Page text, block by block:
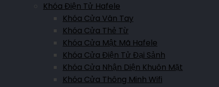
Showroom Lai Châu
Đường Võ Nguyên Giáp, Quyết Thắng, Lai Châu, Việt Nam
0911.007.365
Showroom Yên Bái
Khóa Điện Tử Hafele
Khóa Cửa Vân Tay
Khóa Cửa Thẻ Từ
Khóa Cửa Mật Mã Hafele
Khóa Cửa Điện Tử Đại Sảnh
Khóa Cửa Nhận Diện Khuôn Mặt
Khóa Cửa Thông Minh Wifi